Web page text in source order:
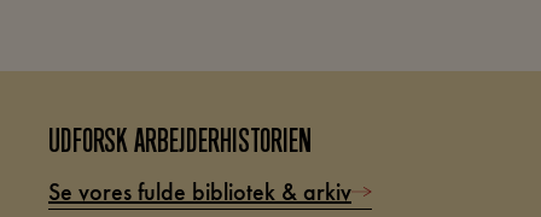
UDFORSK ARBEJDERHISTORIEN
Se vores fulde bibliotek & arkiv